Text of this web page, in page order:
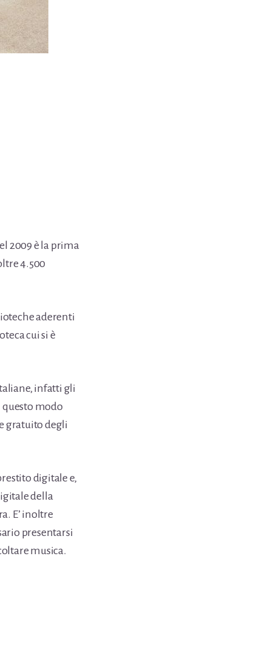
2009 è la prima
4.500
aderenti
cui si è
infatti gli
modo
gratuito degli
digitale e,
della
E’ inoltre
presentarsi
musica.